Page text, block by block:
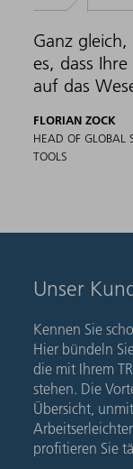
Ganz
es, dass
auf das
FLORIAN ZOCK
HEAD OF GLOBAL
TOOLS
Unser
Kennen Sie
Hier bündeln
die mit Ihrem
stehen. Die
Übersicht,
profitieren Sie